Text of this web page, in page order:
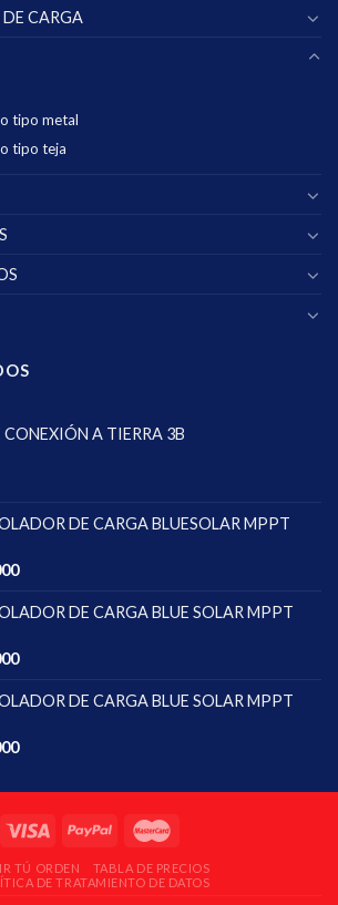
CARGA
tipo metal
tipo teja
CONEXIÓN A TIERRA 3B
DE CARGA BLUESOLAR MPPT
DE CARGA BLUE SOLAR MPPT
DE CARGA BLUE SOLAR MPPT
TÚ ORDEN
TABLA DE PRECIOS
DE TRATAMIENTO DE DATOS